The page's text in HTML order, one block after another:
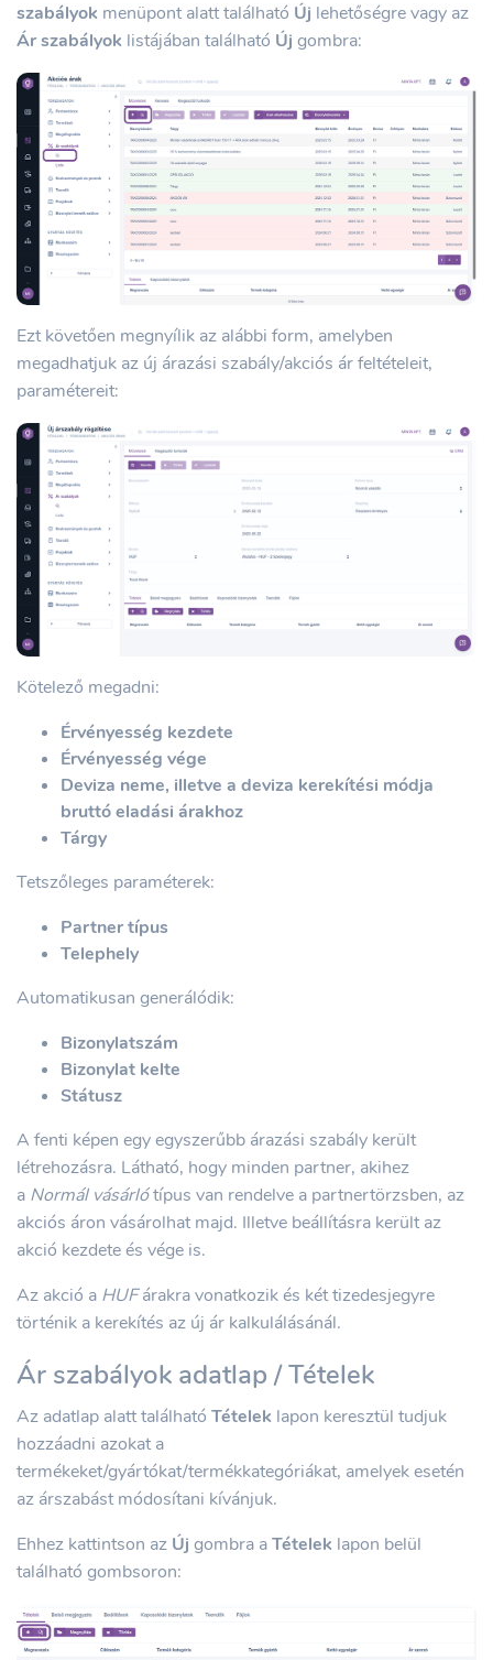
szabályok menüpont alatt található Új lehetőségre vagy az
Ár szabályok listájában található Új gombra:
Ezt követően megnyílik az alábbi form, amelyben
megadhatjuk az új árazási szabály/akciós ár feltételeit,
paramétereit:
Kötelező megadni:
Érvényesség kezdete
Érvényesség vége
Deviza neme, illetve a deviza kerekítési módja
bruttó eladási árakhoz
Tárgy
Tetszőleges paraméterek:
Partner típus
Telephely
Automatikusan generálódik:
Bizonylatszám
Bizonylat kelte
Státusz
A fenti képen egy egyszerűbb árazási szabály került
létrehozásra. Látható, hogy minden partner, akihez
a Normál vásárlótípus van rendelve a partnertörzsben, az
akciós áron vásárolhat majd. Illetve beállításra került az
akció kezdete és vége is.
Az akció a HUFárakra vonatkozik és két tizedesjegyre
történik a kerekítés az új ár kalkulálásánál.
Ár szabályok adatlap / Tételek
Az adatlap alatt található Tételek lapon keresztül tudjuk
hozzáadni azokat a
termékeket/gyártókat/termékkategóriákat, amelyek esetén
az árszabást módosítani kívánjuk.
Ehhez kattintson az Új gombra aTételek lapon belül
található gombsoron: